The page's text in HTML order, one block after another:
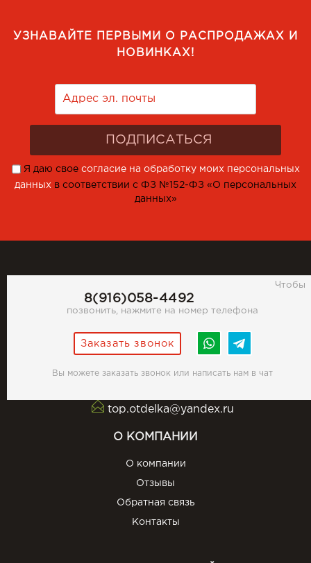
УЗНАВАЙТЕ ПЕРВЫМИ О РАСПРОДАЖАХ И
НОВИНКАХ!
Я даю свое согласие на обработку моих персональных
данных в соответствии с ФЗ №152-ФЗ «О персональных
данных»
8(916)058-4492
Чтобы
позвонить, нажмите на номер телефона
Заказать звонок
Вы можете заказать звонок или написать нам в чат
top.otdelka@yandex.ru
О КОМПАНИИ
О компании
Отзывы
Обратная связь
Контакты